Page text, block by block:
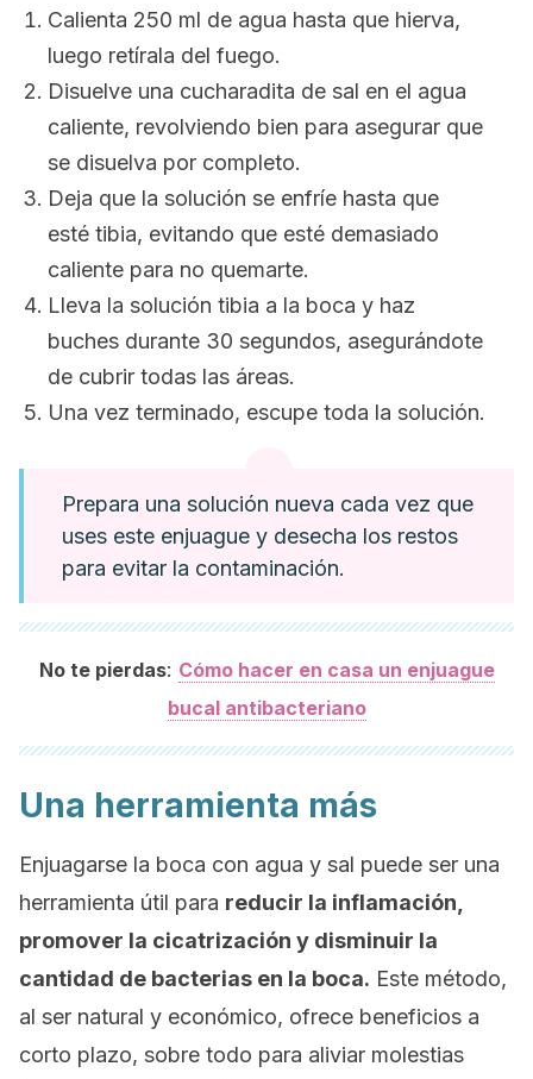
Calienta 250 ml de agua hasta que hierva,
luego retírala del fuego.
Disuelve una cucharadita de sal en el agua
caliente, revolviendo bien para asegurar que
se disuelva por completo.
Deja que la solución se enfríe hasta que
esté tibia, evitando que esté demasiado
caliente para no quemarte.
Lleva la solución tibia a la boca y haz
buches durante 30 segundos, asegurándote
de cubrir todas las áreas.
Una vez terminado, escupe toda la solución.
Prepara una solución nueva cada vez que
uses este enjuague y desecha los restos
para evitar la contaminación.
No te pierdas: Cómo hacer en casa un enjuague
bucal antibacteriano
Una herramienta más
Enjuagarse la boca con agua y sal puede ser una
herramienta útil para reducir la inflamación,
promover la cicatrización y disminuir la
cantidad de bacterias en la boca. Este método,
al ser natural y económico, ofrece beneficios a
corto plazo, sobre todo para aliviar molestias